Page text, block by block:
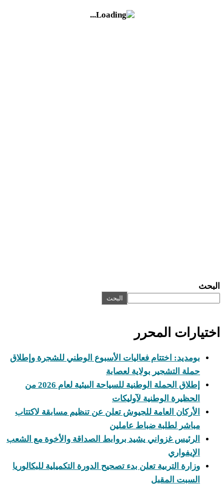
البحث
البحث
اختيارات المحرر
بومديد: اختتام فعاليات الأسبوع الوطني للشجرة وإطلاق
حملة التشجير بولاية لعصابة
إطلاق الحملة الوطنية للسياحة البيئية لعام 2026 من
الحظيرة الوطنية لآوليكات
الأركان العامة للجيوش تعلن عن تنظيم مسابقة لاكتتاب
مباشر لطلبة ضباط عاملين
الرئيس غزواني يشيد بروابط الصداقة والأخوة مع الشعب
الإيفواري
وزارة التربية تعلن بدء تصحيح الدورة التكميلية للبكالوريا
السبت المقبل